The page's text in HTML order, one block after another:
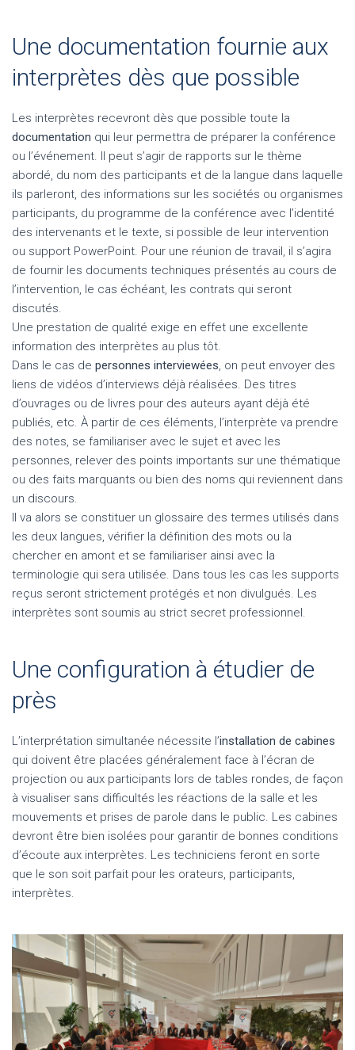
Une documentation fournie aux
interprètes dès que possible
Les interprètes recevront dès que possible toute la
documentation qui leur permettra de préparer la conférence
ou l’événement. Il peut s’agir de rapports sur le thème
abordé, du nom des participants et de la langue dans laquelle
ils parleront, des informations sur les sociétés ou organismes
participants, du programme de la conférence avec l’identité
des intervenants et le texte, si possible de leur intervention
ou support PowerPoint. Pour une réunion de travail, il s’agira
de fournir les documents techniques présentés au cours de
l’intervention, le cas échéant, les contrats qui seront
discutés.
Une prestation de qualité exige en effet une excellente
information des interprètes au plus tôt.
Dans le cas de personnes interviewées, on peut envoyer des
liens de vidéos d’interviews déjà réalisées. Des titres
d’ouvrages ou de livres pour des auteurs ayant déjà été
publiés, etc. À partir de ces éléments, l’interprète va prendre
des notes, se familiariser avec le sujet et avec les
personnes, relever des points importants sur une thématique
ou des faits marquants ou bien des noms qui reviennent dans
un discours.
Il va alors se constituer un glossaire des termes utilisés dans
les deux langues, vérifier la définition des mots ou la
chercher en amont et se familiariser ainsi avec la
terminologie qui sera utilisée. Dans tous les cas les supports
reçus seront strictement protégés et non divulgués. Les
interprètes sont soumis au strict secret professionnel.
Une configuration à étudier de
près
L’interprétation simultanée nécessite l’installation de cabines
qui doivent être placées généralement face à l’écran de
projection ou aux participants lors de tables rondes, de façon
à visualiser sans difficultés les réactions de la salle et les
mouvements et prises de parole dans le public. Les cabines
devront être bien isolées pour garantir de bonnes conditions
d’écoute aux interprètes. Les techniciens feront en sorte
que le son soit parfait pour les orateurs, participants,
interprètes.